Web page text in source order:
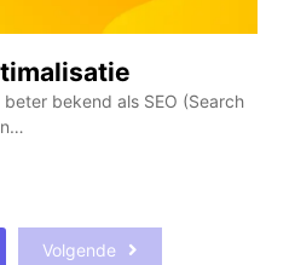
bekend als SEO (Search
Volgende